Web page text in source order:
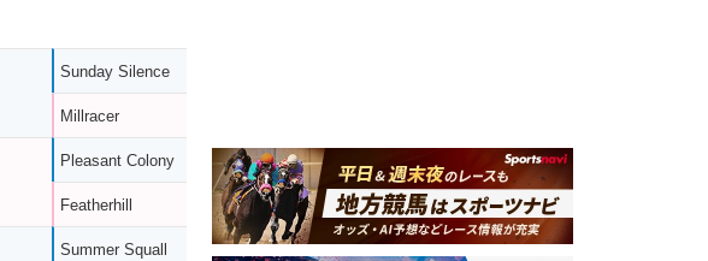
Sunday Silence
Millracer
Pleasant Colony
Featherhill
Summer Squall